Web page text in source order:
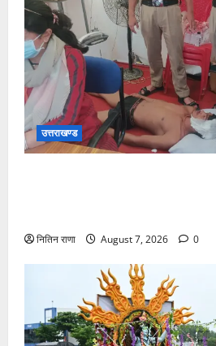
उत्तराखण्ड
नितिन राणा August 7, 2026 0